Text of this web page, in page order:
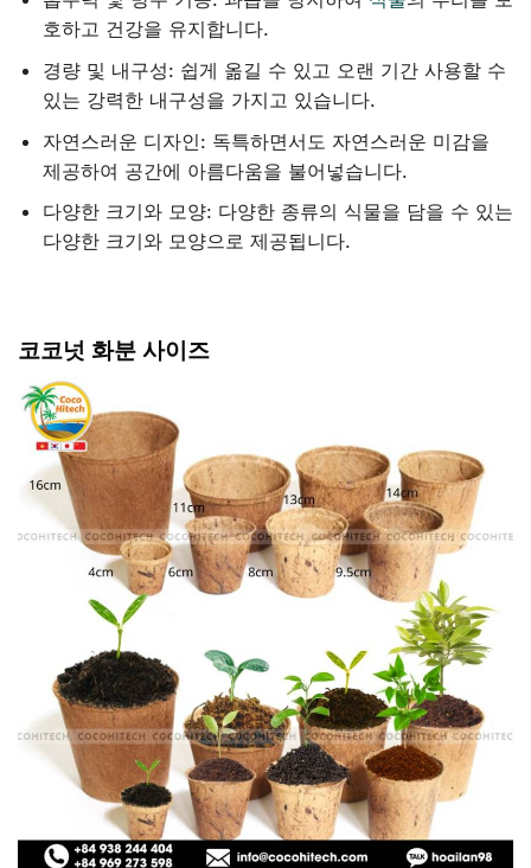
호하고 건강을 유지합니다.
경량 및 내구성: 쉽게 옮길 수 있고 오랜 기간 사용할 수
있는 강력한 내구성을 가지고 있습니다.
자연스러운 디자인: 독특하면서도 자연스러운 미감을
제공하여 공간에 아름다움을 불어넣습니다.
다양한 크기와 모양: 다양한 종류의 식물을 담을 수 있는
다양한 크기와 모양으로 제공됩니다.
코코넛 화분 사이즈